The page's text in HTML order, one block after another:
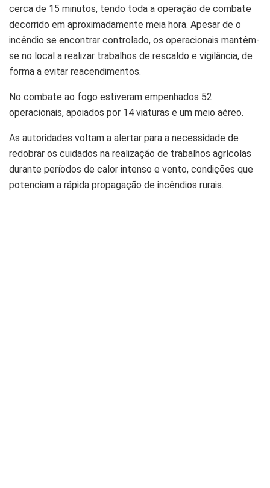
cerca de 15 minutos, tendo toda a operação de combate
decorrido em aproximadamente meia hora. Apesar de o
incêndio se encontrar controlado, os operacionais mantêm-
se no local a realizar trabalhos de rescaldo e vigilância, de
forma a evitar reacendimentos.
No combate ao fogo estiveram empenhados 52
operacionais, apoiados por 14 viaturas e um meio aéreo.
As autoridades voltam a alertar para a necessidade de
redobrar os cuidados na realização de trabalhos agrícolas
durante períodos de calor intenso e vento, condições que
potenciam a rápida propagação de incêndios rurais.